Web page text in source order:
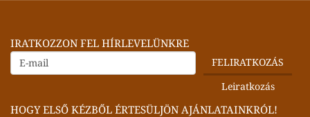
IRATKOZZON FEL HÍRLEVELÜNKRE
HOGY ELSŐ KÉZBŐL ÉRTESÜLJÖN AJÁNLATAINKRÓL!